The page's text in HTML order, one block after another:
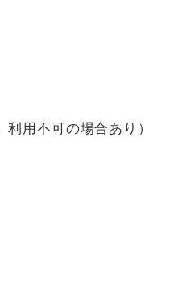
用不可の場合あり）